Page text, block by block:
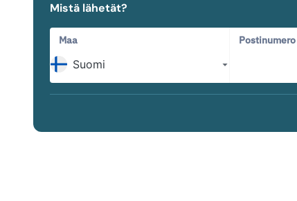
Mistä lähetät?
Maa Postinumero